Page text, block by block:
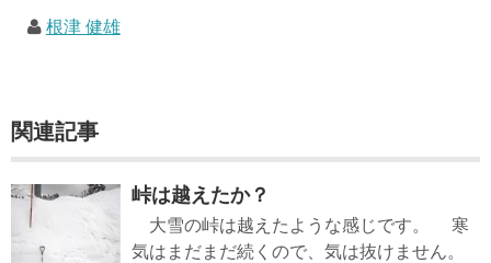
根津 健雄
関連記事
峠は越えたか？
大雪の峠は越えたような感じです。 寒
気はまだまだ続くので、気は抜けません。